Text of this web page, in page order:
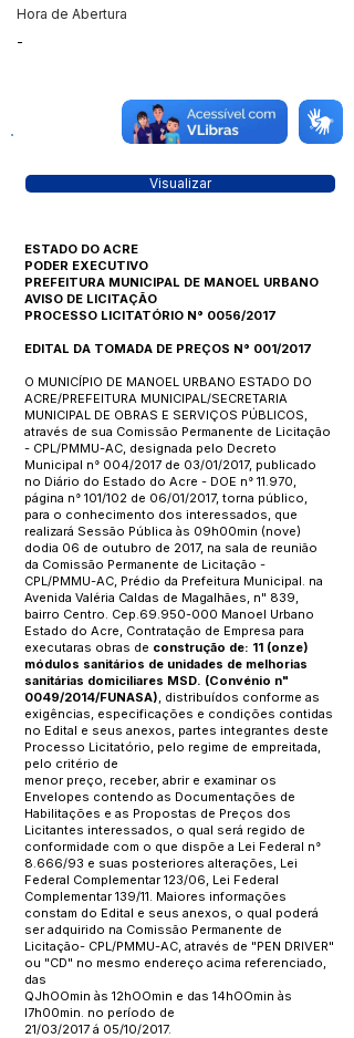
Hora de Abertura
-
Visualizar
ESTADO DO ACRE
PODER EXECUTIVO
PREFEITURA MUNICIPAL DE MANOEL URBANO
AVISO DE LICITAÇÃO
PROCESSO LICITATÓRIO N° 0056/2017
EDITAL DA TOMADA DE PREÇOS N° 001/2017
O MUNICÍPIO DE MANOEL URBANO ESTADO DO
ACRE/PREFEITURA MUNICIPAL/SECRETARIA
MUNICIPAL DE OBRAS E SERVIÇOS PÚBLICOS,
através de sua Comissão Permanente de Licitação
- CPL/PMMU-AC, designada pelo Decreto
Municipal n° 004/2017 de 03/01/2017, publicado
no Diário do Estado do Acre - DOE n° 11.970,
página n° 101/102 de 06/01/2017, torna público,
para o conhecimento dos interessados, que
realizará Sessão Pública às 09h00min (nove)
dodia 06 de outubro de 2017, na sala de reunião
da Comissão Permanente de Licitação -
CPL/PMMU-AC, Prédio da Prefeitura Municipal. na
Avenida Valéria Caldas de Magalhães, n" 839,
bairro Centro. Cep.69.950-000 Manoel Urbano
Estado do Acre, Contratação de Empresa para
executaras obras de construção de: 11 (onze)
módulos sanitários de unidades de melhorias
sanitárias domiciliares MSD. (Convénio n"
0049/2014/FUNASA), distribuídos conforme as
exigências, especificações e condições contidas
no Edital e seus anexos, partes integrantes deste
Processo Licitatório, pelo regime de empreitada,
pelo critério de
menor preço, receber, abrir e examinar os
Envelopes contendo as Documentações de
Habilitações e as Propostas de Preços dos
Licitantes interessados, o qual será regido de
conformidade com o que dispõe a Lei Federal n°
8.666/93 e suas posteriores alterações, Lei
Federal Complementar 123/06, Lei Federal
Complementar 139/11. Maiores informações
constam do Edital e seus anexos, o qual poderá
ser adquirido na Comissão Permanente de
Licitação- CPL/PMMU-AC, através de "PEN DRIVER"
ou "CD" no mesmo endereço acima referenciado,
das
QJhOOmin às 12hOOmin e das 14hOOmin às
I7h00min. no período de
21/03/2017 á 05/10/2017.